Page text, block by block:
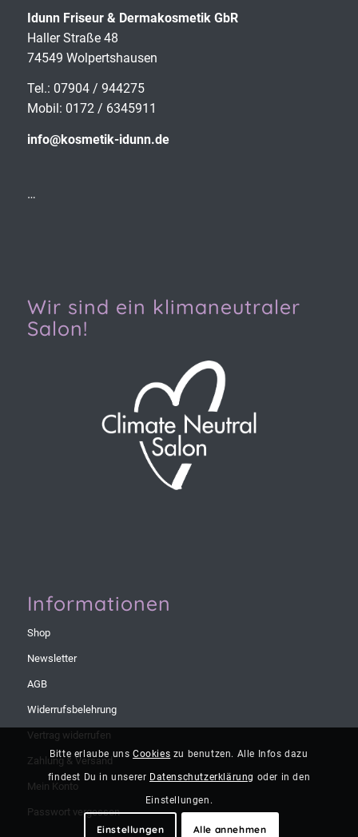
Idunn Friseur & Derma­kosmetik GbR
Haller Straße 48
74549 Wolpertshausen
Tel.: 07904 / 944275
Mobil: 0172 / 6345911
info@kosmetik-idunn.de
…
Wir sind ein klimaneutraler
Salon!
Informationen
Shop
Newsletter
AGB
Widerrufsbelehrung
Vertrag widerrufen
Zahlung & Versand
Mein Konto
Passwort vergessen
Bitte erlaube unsCookies zu benutzen. Alle Infos dazu
findest Du in unserer Datenschutzerklärung oder in den
Einstellungen.
Einstellungen Alle annehmen